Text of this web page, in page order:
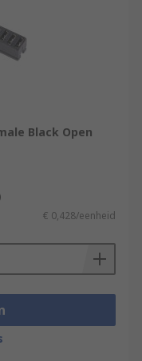
Black Open
€ 0,428/eenheid